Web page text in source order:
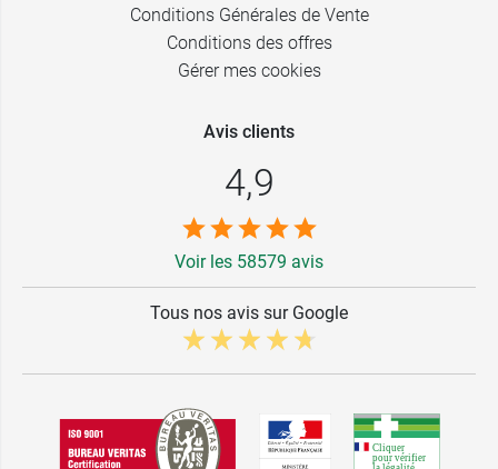
Conditions Générales de Vente
Conditions des offres
Gérer mes cookies
Avis clients
4,9
Voir les 58579 avis
Tous nos avis sur Google